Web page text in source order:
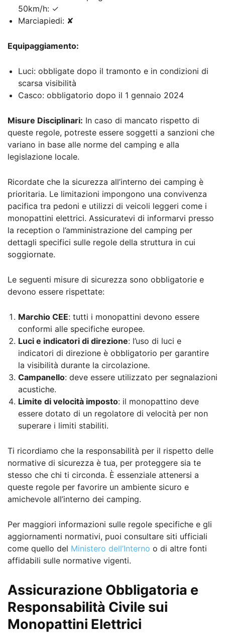
50km/h: ✓
Marciapiedi: ✘
Equipaggiamento:
Luci: obbligate dopo il tramonto e in condizioni di
scarsa visibilità
Casco: obbligatorio dopo il 1 gennaio 2024
Misure Disciplinari: In caso di mancato rispetto di
queste regole, potreste essere soggetti a sanzioni che
variano in base alle norme del camping e alla
legislazione locale.
Ricordate che la sicurezza all’interno dei camping è
prioritaria. Le limitazioni impongono una convivenza
pacifica tra pedoni e utilizzi di veicoli leggeri come i
monopattini elettrici. Assicuratevi di informarvi presso
la reception o l’amministrazione del camping per
dettagli specifici sulle regole della struttura in cui
soggiornate.
Le seguenti misure di sicurezza sono obbligatorie e
devono essere rispettate:
Marchio CEE: tutti i monopattini devono essere
conformi alle specifiche europee.
Luci e indicatori di direzione: l’uso di luci e
indicatori di direzione è obbligatorio per garantire
la visibilità durante la circolazione.
Campanello: deve essere utilizzato per segnalazioni
acustiche.
Limite di velocità imposto: il monopattino deve
essere dotato di un regolatore di velocità per non
superare i limiti stabiliti.
Ti ricordiamo che la responsabilità per il rispetto delle
normative di sicurezza è tua, per proteggere sia te
stesso che chi ti circonda. È essenziale attenersi a
queste regole per favorire un ambiente sicuro e
amichevole all’interno dei camping.
Per maggiori informazioni sulle regole specifiche e gli
aggiornamenti normativi, puoi consultare siti ufficiali
come quello del Ministero dell’Interno o di altre fonti
affidabili sulle normative vigenti.
Assicurazione Obbligatoria e
Responsabilità Civile sui
Monopattini Elettrici